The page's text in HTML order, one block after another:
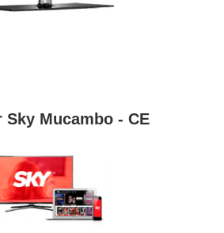
Sky Mucambo - CE